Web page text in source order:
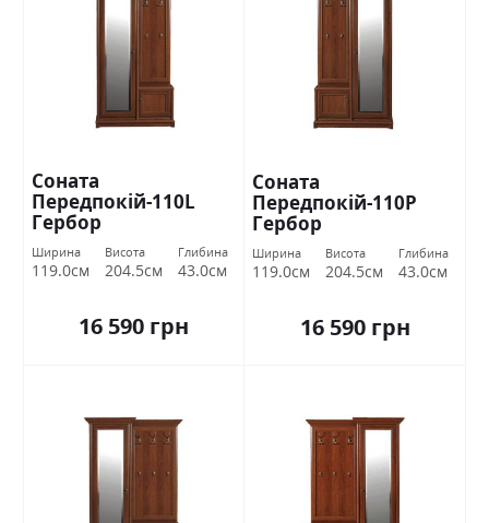
Соната
Передпокій-110L
Гербор
Ширина
119.0см
Висота
204.5см
Глибина
43.0см
16 590 грн
Соната
Передпокій-110P
Гербор
Ширина
119.0см
Висота
204.5см
Глибина
43.0см
16 590 грн